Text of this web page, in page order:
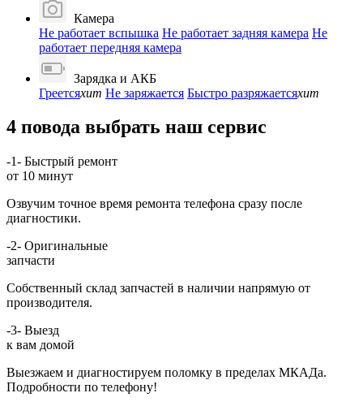
Камера
Не работает вспышка Не работает задняя камера Не
работает передняя камера
Зарядка и АКБ
Греетсяхит Не заряжается Быстро разряжаетсяхит
4 повода выбрать наш сервис
-1- Быстрый ремонт
от 10 минут
Озвучим точное время ремонта телефона сразу после
диагностики.
-2- Оригинальные
запчасти
Собственный склад запчастей в наличии напрямую от
производителя.
-3- Выезд
к вам домой
Выезжаем и диагностируем поломку в пределах МКАДа.
Подробности по телефону!